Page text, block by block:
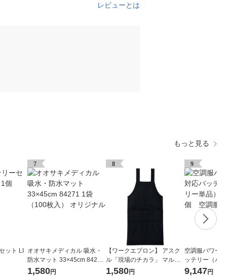
レビューとは
もっと見る
ット LI
7
オオサキメディカル 吸水・
防水マット 33×45cm 84271
1,580円
8
【ワークエプロン】 アスク
ル「現場のチカラ」 マルチ
エプロン フリー ブラック 1
1,580円
9
空調服パワー
ッテリー（バ
品）
9,147円